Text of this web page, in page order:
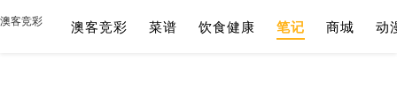
澳客竞彩 澳客竞彩 菜谱 饮食健康 笔记 商城 动